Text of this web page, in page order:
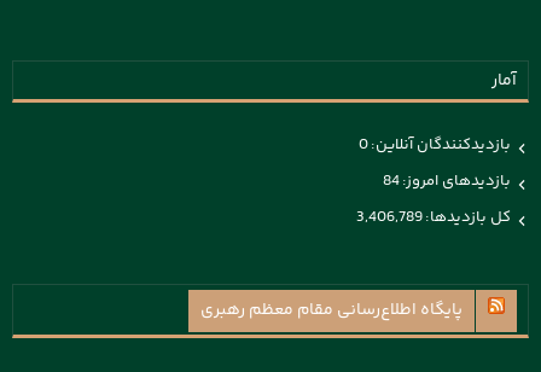
آمار
بازدیدکنندگان آنلاین:0
بازدیدهای امروز:84
کل بازدیدها:3,406,789
پايگاه اطلاع‌رسانی مقام معظم رهبری